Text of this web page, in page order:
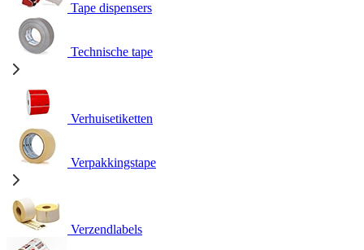
Tape dispensers
Technische tape
Verhuisetiketten
Verpakkingstape
Verzendlabels